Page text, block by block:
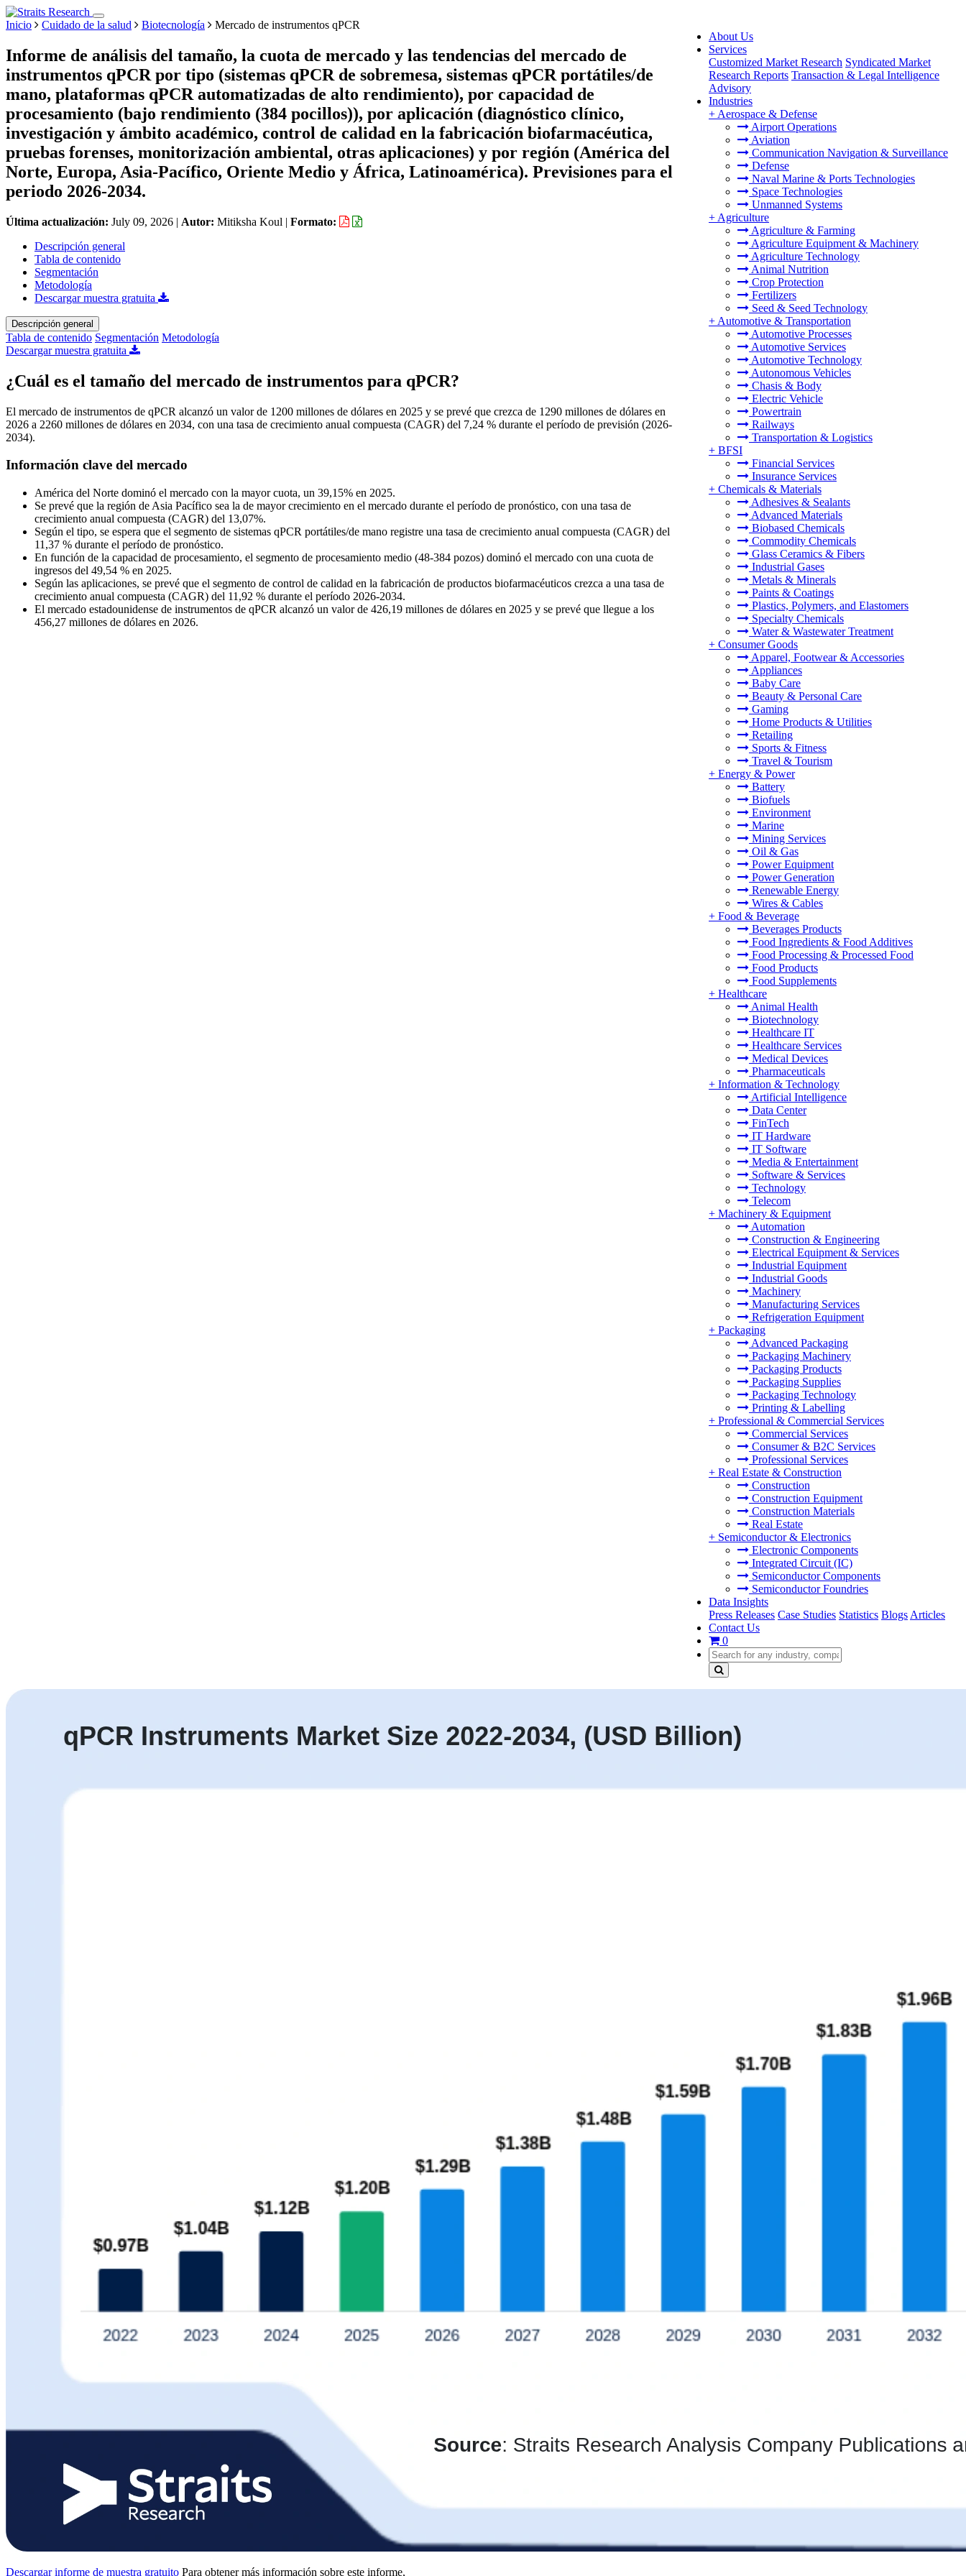
About Us
Services
Customized Market Research Syndicated Market
Research Reports Transaction & Legal Intelligence
Advisory
Industries
+ Aerospace & Defense
Airport Operations
Aviation
Communication Navigation & Surveillance
Defense
Naval Marine & Ports Technologies
Space Technologies
Unmanned Systems
+ Agriculture
Agriculture & Farming
Agriculture Equipment & Machinery
Agriculture Technology
Animal Nutrition
Crop Protection
Fertilizers
Seed & Seed Technology
+ Automotive & Transportation
Automotive Processes
Automotive Services
Automotive Technology
Autonomous Vehicles
Chasis & Body
Electric Vehicle
Powertrain
Railways
Transportation & Logistics
+ BFSI
Financial Services
Insurance Services
+ Chemicals & Materials
Adhesives & Sealants
Advanced Materials
Biobased Chemicals
Commodity Chemicals
Glass Ceramics & Fibers
Industrial Gases
Metals & Minerals
Paints & Coatings
Plastics, Polymers, and Elastomers
Specialty Chemicals
Water & Wastewater Treatment
+ Consumer Goods
Apparel, Footwear & Accessories
Appliances
Baby Care
Beauty & Personal Care
Gaming
Home Products & Utilities
Retailing
Sports & Fitness
Travel & Tourism
+ Energy & Power
Battery
Biofuels
Environment
Marine
Mining Services
Oil & Gas
Power Equipment
Power Generation
Renewable Energy
Wires & Cables
+ Food & Beverage
Beverages Products
Food Ingredients & Food Additives
Food Processing & Processed Food
Food Products
Food Supplements
+ Healthcare
Animal Health
Biotechnology
Healthcare IT
Healthcare Services
Medical Devices
Pharmaceuticals
+ Information & Technology
Artificial Intelligence
Data Center
FinTech
IT Hardware
IT Software
Media & Entertainment
Software & Services
Technology
Telecom
+ Machinery & Equipment
Automation
Construction & Engineering
Electrical Equipment & Services
Industrial Equipment
Industrial Goods
Machinery
Manufacturing Services
Refrigeration Equipment
+ Packaging
Advanced Packaging
Packaging Machinery
Packaging Products
Packaging Supplies
Packaging Technology
Printing & Labelling
+ Professional & Commercial Services
Commercial Services
Consumer & B2C Services
Professional Services
+ Real Estate & Construction
Construction
Construction Equipment
Construction Materials
Real Estate
+ Semiconductor & Electronics
Electronic Components
Integrated Circuit (IC)
Semiconductor Components
Semiconductor Foundries
Data Insights
Press Releases Case Studies Statistics Blogs Articles
Contact Us
0
Inicio Cuidado de la salud Biotecnología Mercado de instrumentos qPCR
Informe de análisis del tamaño, la cuota de mercado y las tendencias del mercado de
instrumentos qPCR por tipo (sistemas qPCR de sobremesa, sistemas qPCR portátiles/de
mano, plataformas qPCR automatizadas de alto rendimiento), por capacidad de
procesamiento (bajo rendimiento (384 pocillos)), por aplicación (diagnóstico clínico,
investigación y ámbito académico, control de calidad en la fabricación biofarmacéutica,
pruebas forenses, monitorización ambiental, otras aplicaciones) y por región (América del
Norte, Europa, Asia-Pacífico, Oriente Medio y África, Latinoamérica). Previsiones para el
periodo 2026-2034.
Última actualización: July 09, 2026 | Autor: Mitiksha Koul | Formato:
Descripción general
Tabla de contenido
Segmentación
Metodología
Descargar muestra gratuita
Descripción general
Tabla de contenido Segmentación Metodología
Descargar muestra gratuita
¿Cuál es el tamaño del mercado de instrumentos para qPCR?
El mercado de instrumentos de qPCR alcanzó un valor de 1200 millones de dólares en 2025 y se prevé que crezca de 1290 millones de dólares en
2026 a 2260 millones de dólares en 2034, con una tasa de crecimiento anual compuesta (CAGR) del 7,24 % durante el período de previsión (2026-
2034).
Información clave del mercado
América del Norte dominó el mercado con la mayor cuota, un 39,15% en 2025.
Se prevé que la región de Asia Pacífico sea la de mayor crecimiento en el mercado durante el período de pronóstico, con una tasa de
crecimiento anual compuesta (CAGR) del 13,07%.
Según el tipo, se espera que el segmento de sistemas qPCR portátiles/de mano registre una tasa de crecimiento anual compuesta (CAGR) del
11,37 % durante el período de pronóstico.
En función de la capacidad de procesamiento, el segmento de procesamiento medio (48-384 pozos) dominó el mercado con una cuota de
ingresos del 49,54 % en 2025.
Según las aplicaciones, se prevé que el segmento de control de calidad en la fabricación de productos biofarmacéuticos crezca a una tasa de
crecimiento anual compuesta (CAGR) del 11,92 % durante el período 2026-2034.
El mercado estadounidense de instrumentos de qPCR alcanzó un valor de 426,19 millones de dólares en 2025 y se prevé que llegue a los
456,27 millones de dólares en 2026.
Descargar informe de muestra gratuito Para obtener más información sobre este informe,